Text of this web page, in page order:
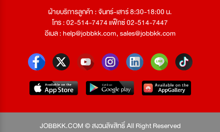
ฝ่ายบริการลูกค้า : จันทร์-เสาร์ 8:30-18:00 น.
โทร : 02-514-7474 แฟ็กซ์ 02-514-7447
อีเมล :help@jobbkk.com,sales@jobbkk.com
JOBBKK.COM © สงวนลิขสิทธิ์ All Right Reserved